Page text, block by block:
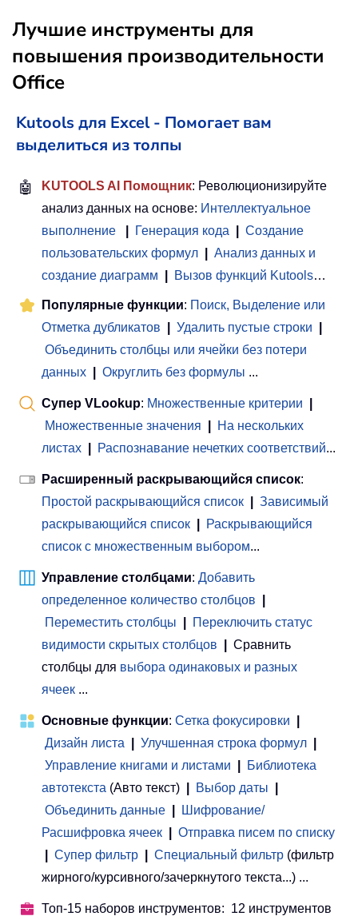
Лучшие инструменты для
повышения производительности
Office
Kutools для Excel - Помогает вам
выделиться из толпы
🤖 KUTOOLS AI Помощник: Революционизируйте
анализ данных на основе: Интеллектуальное
выполнение
Генерация кода
Создание
пользовательских формул
Анализ данных и
создание диаграмм
Вызов функций Kutools…
Популярные функции: Поиск, Выделение или
Отметка дубликатов
Удалить пустые строки
Объединить столбцы или ячейки без потери
данных
Округлить без формулы ...
Супер VLookup: Множественные критерии
Множественные значения
На нескольких
листах
Распознавание нечетких соответствий...
Расширенный раскрывающийся список:
Простой раскрывающийся список
Зависимый
раскрывающийся список
Раскрывающийся
список с множественным выбором...
Управление столбцами: Добавить
определенное количество столбцов
Переместить столбцы
Переключить статус
видимости скрытых столбцов
Сравнить
столбцы для выбора одинаковых и разных
ячеек ...
Основные функции: Сетка фокусировки
Дизайн листа
Улучшенная строка формул
Управление книгами и листами
Библиотека
автотекста (Авто текст) Выбор даты
Объединить данные
Шифрование/
Расшифровка ячеек
Отправка писем по списку
Супер фильтр Специальный фильтр (фильтр
жирного/курсивного/зачеркнутого текста...) ...
Топ-15 наборов инструментов: 12 инструментов